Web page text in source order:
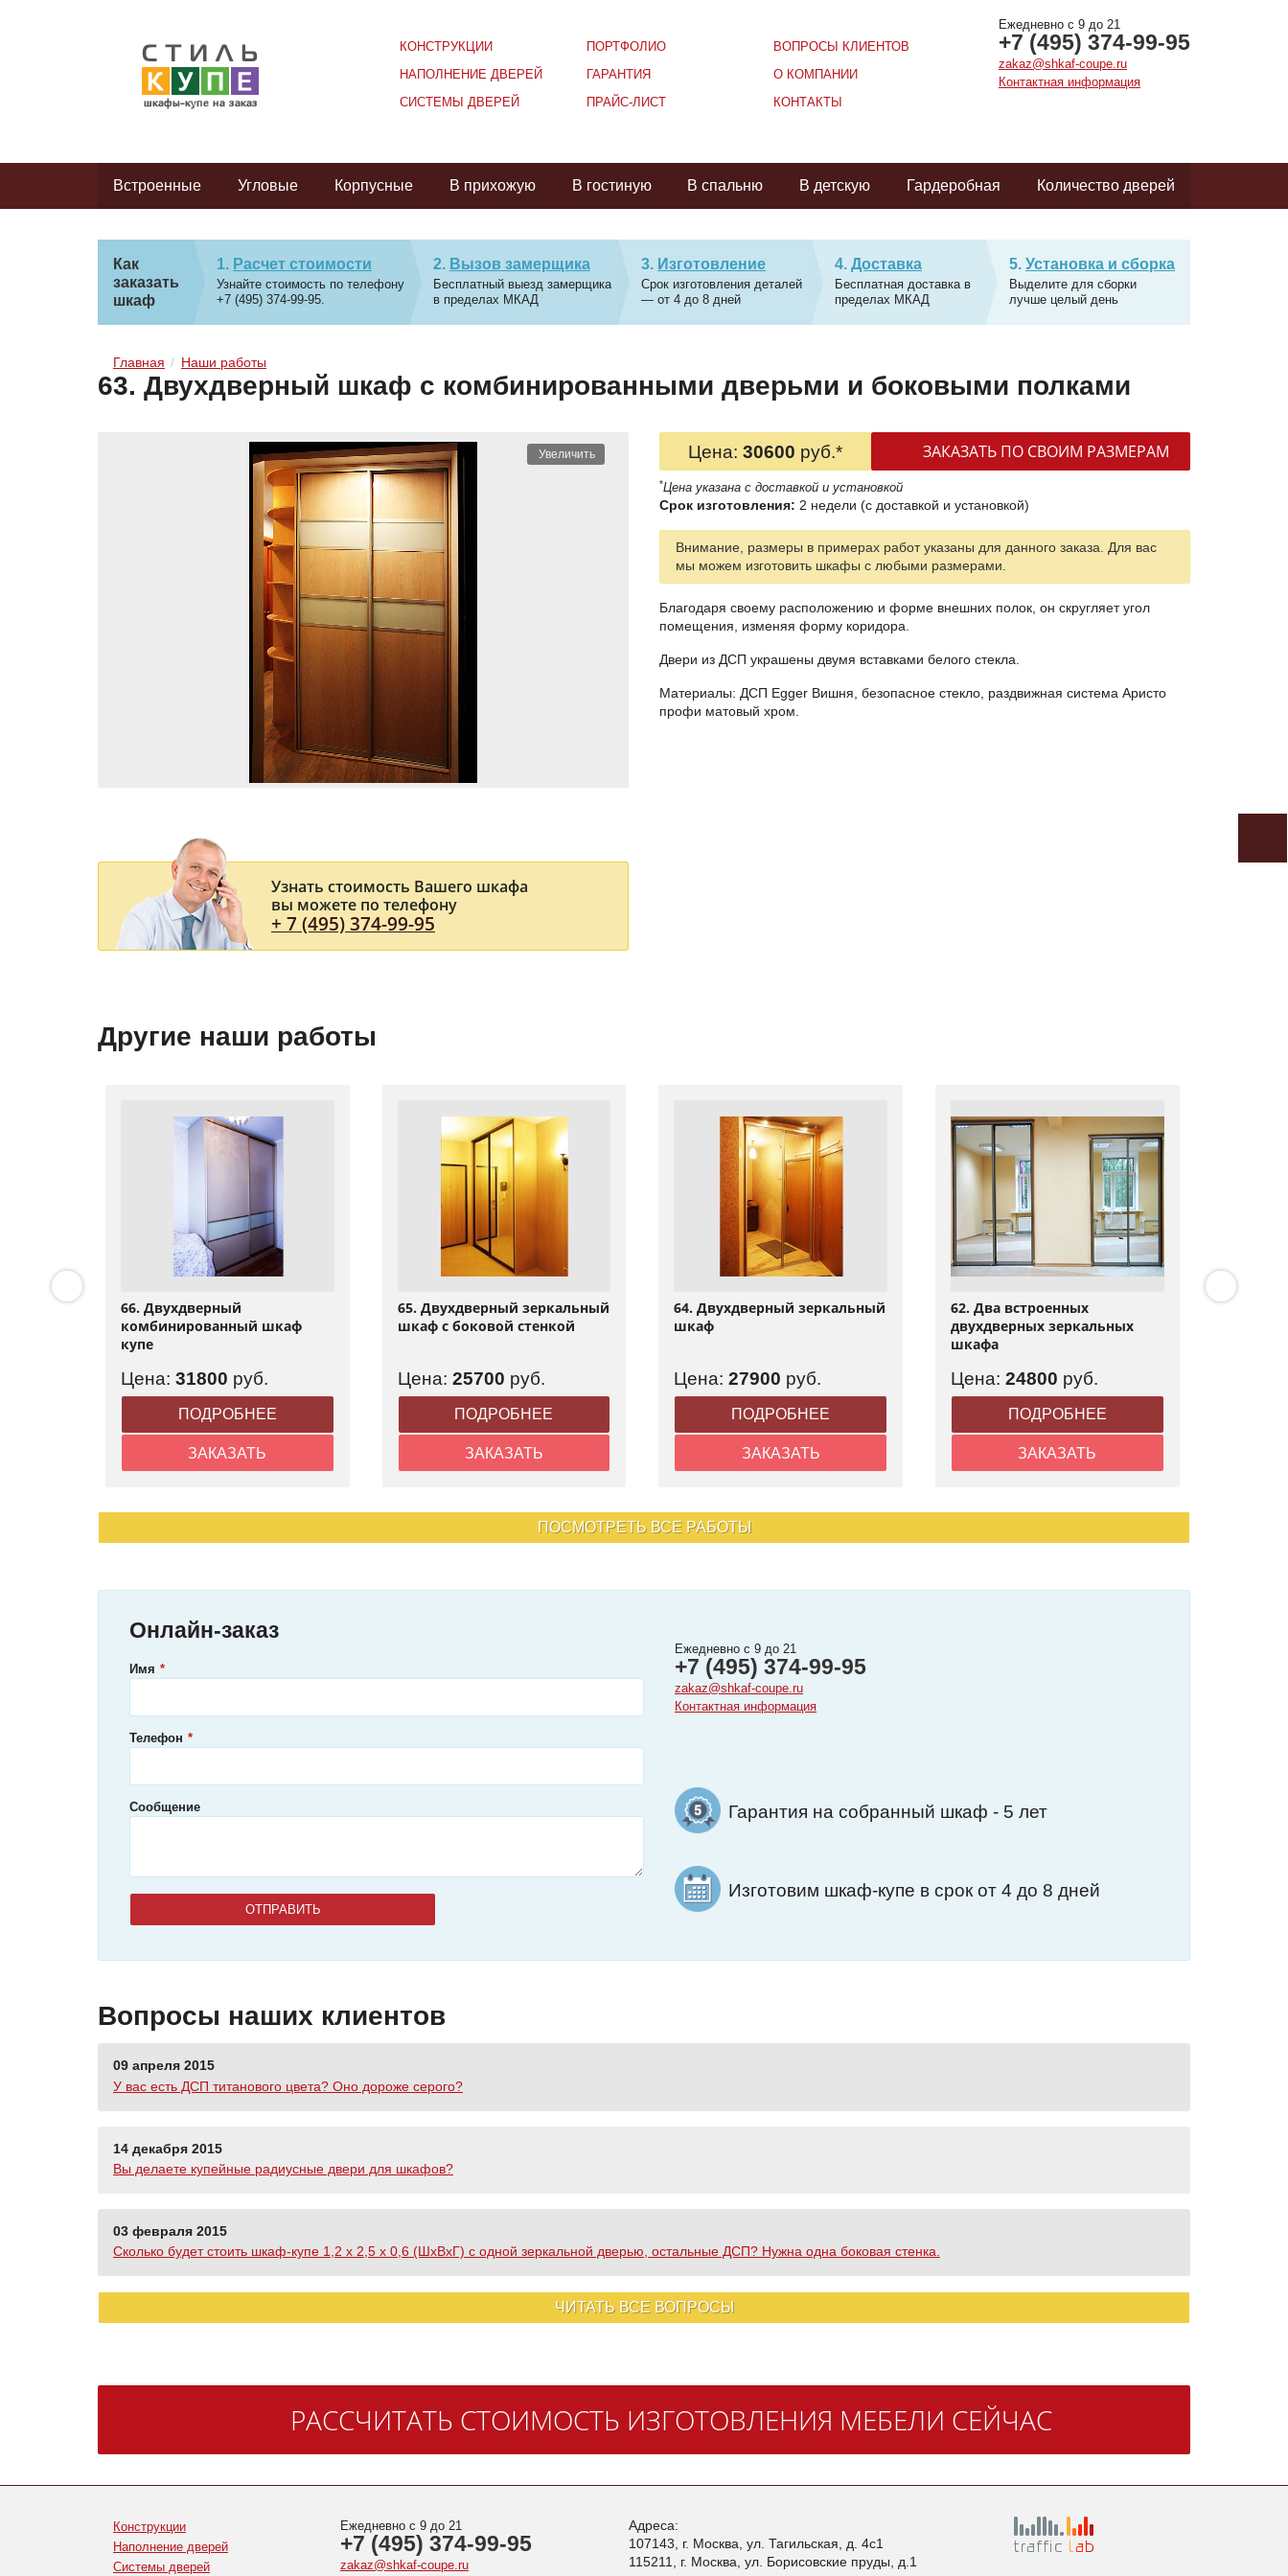
Ежедневно с 9 до 21
+7 (495) 374-99-95
zakaz@shkaf-coupe.ru
Контактная информация
КОНСТРУКЦИИ
НАПОЛНЕНИЕ ДВЕРЕЙ
СИСТЕМЫ ДВЕРЕЙ
ПОРТФОЛИО
ГАРАНТИЯ
ПРАЙС-ЛИСТ
ВОПРОСЫ КЛИЕНТОВ
О КОМПАНИИ
КОНТАКТЫ
Встроенные Угловые Корпусные В прихожую В гостиную В спальню В детскую Гардеробная Количество дверей
Как
заказать
шкаф
Расчет стоимости
Узнайте стоимость по телефону
+7 (495) 374-99-95.
Вызов замерщика
Бесплатный выезд замерщика
в пределах МКАД
Изготовление
Срок изготовления деталей
— от 4 до 8 дней
Доставка
Бесплатная доставка в
пределах МКАД
Установка и сборка
Выделите для сборки
лучше целый день
Главная Наши работы
63. Двухдверный шкаф с комбинированными дверьми и боковыми полками
Увеличить
Узнать стоимость Вашего шкафа
вы можете по телефону
+ 7 (495) 374-99-95
Цена: 30600 руб.* ЗАКАЗАТЬ ПО СВОИМ РАЗМЕРАМ
*Цена указана с доставкой и установкой
Срок изготовления: 2 недели (с доставкой и установкой)
Внимание, размеры в примерах работ указаны для данного заказа. Для вас
мы можем изготовить шкафы с любыми размерами.
Благодаря своему расположению и форме внешних полок, он скругляет угол
помещения, изменяя форму коридора.
Двери из ДСП украшены двумя вставками белого стекла.
Материалы: ДСП Egger Вишня, безопасное стекло, раздвижная система Аристо
профи матовый хром.
Другие наши работы
66. Двухдверный
комбинированный шкаф
купе
Цена: 31800 руб.
ПОДРОБНЕЕ
ЗАКАЗАТЬ
65. Двухдверный зеркальный
шкаф с боковой стенкой
Цена: 25700 руб.
ПОДРОБНЕЕ
ЗАКАЗАТЬ
64. Двухдверный зеркальный
шкаф
Цена:27900 руб.
ПОДРОБНЕЕ
ЗАКАЗАТЬ
62. Два встроенных
двухдверных зеркальных
шкафа
Цена:24800 руб.
ПОДРОБНЕЕ
ЗАКАЗАТЬ
ПОСМОТРЕТЬ ВСЕ РАБОТЫ
Онлайн-заказ
Имя
Телефон
Сообщение
Ежедневно с 9 до 21
+7 (495) 374-99-95
zakaz@shkaf-coupe.ru
Контактная информация
Гарантия на собранный шкаф - 5 лет
Изготовим шкаф-купе в срок от 4 до 8 дней
Вопросы наших клиентов
09 апреля 2015
У вас есть ДСП титанового цвета? Оно дороже серого?
14 декабря 2015
Вы делаете купейные радиусные двери для шкафов?
03 февраля 2015
Сколько будет стоить шкаф-купе 1,2 х 2,5 х 0,6 (ШхВхГ) с одной зеркальной дверью, остальные ДСП? Нужна одна боковая стенка.
ЧИТАТЬ ВСЕ ВОПРОСЫ
РАССЧИТАТЬ СТОИМОСТЬ ИЗГОТОВЛЕНИЯ МЕБЕЛИ СЕЙЧАС
Конструкции
Наполнение дверей
Системы дверей
Ежедневно с 9 до 21
+7 (495) 374-99-95
zakaz@shkaf-coupe.ru
Адреса:
107143, г. Москва, ул. Тагильская, д. 4с1
115211, г. Москва, ул. Борисовские пруды, д.1